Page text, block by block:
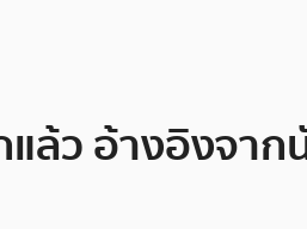
ล้ว อ้างอิงจาก